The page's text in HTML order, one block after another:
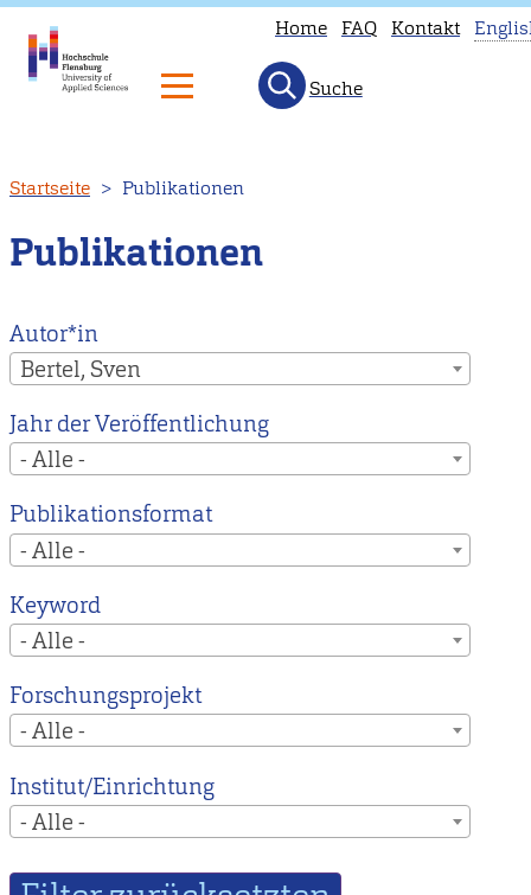
zum
Inhalt
Home FAQ Kontakt
Suche
Startseite Publikationen
Publikationen
Autor*in
Bertel, Sven
Jahr der Veröffentlichung
- Alle -
Publikationsformat
- Alle -
Keyword
- Alle -
Forschungsprojekt
- Alle -
Institut/Einrichtung
- Alle -